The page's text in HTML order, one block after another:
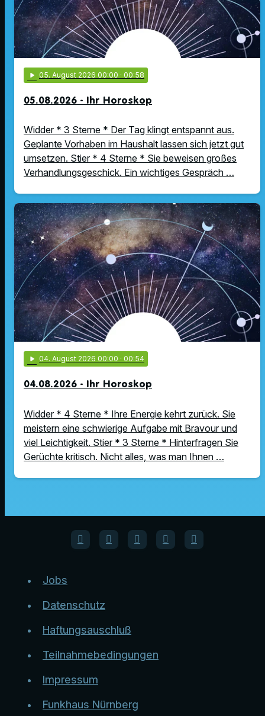
play_arrow 05. August 2026 00:00 · 00:58
05.08.2026 - Ihr Horoskop
Widder * 3 Sterne * Der Tag klingt entspannt aus.
Geplante Vorhaben im Haushalt lassen sich jetzt gut
umsetzen. Stier * 4 Sterne * Sie beweisen großes
Verhandlungsgeschick. Ein wichtiges Gespräch …
play_arrow 04. August 2026 00:00 · 00:54
04.08.2026 - Ihr Horoskop
Widder * 4 Sterne * Ihre Energie kehrt zurück. Sie
meistern eine schwierige Aufgabe mit Bravour und
viel Leichtigkeit. Stier * 3 Sterne * Hinterfragen Sie
Gerüchte kritisch. Nicht alles, was man Ihnen …
Jobs
Datenschutz
Haftungsauschluß
Teilnahmebedingungen
Impressum
Funkhaus Nürnberg